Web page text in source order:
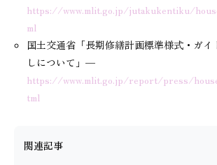
https://www.mlit.go.jp/jutakukentiku/
ml
国土交通省「長期修繕計画標準様式・ガイ
しについて」—
https://www.mlit.go.jp/report/press/
tml
関連記事